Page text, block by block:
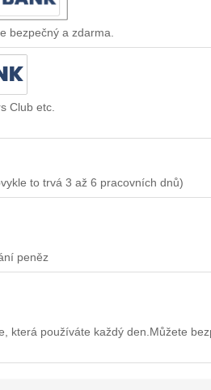
bezpečný a zdarma.
Club etc.
to trvá 3 až 6 pracovních dnů)
peněz
která používáte každý den.Můžete